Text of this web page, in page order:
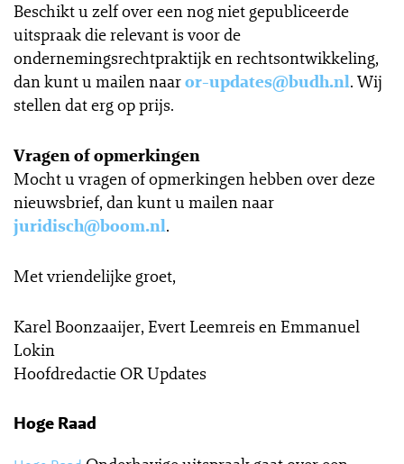
Beschikt u zelf over een nog niet gepubliceerde
uitspraak die relevant is voor de
ondernemingsrechtpraktijk en rechtsontwikkeling,
dan kunt u mailen naaror-updates@budh.nl. Wij
stellen dat erg op prijs.
Vragen of opmerkingen
Mocht u vragen of opmerkingen hebben over deze
nieuwsbrief, dan kunt u mailen naar
juridisch@boom.nl.
Met vriendelijke groet,
Karel Boonzaaijer, Evert Leemreis en Emmanuel
Lokin
Hoofdredactie OR Updates
Hoge Raad